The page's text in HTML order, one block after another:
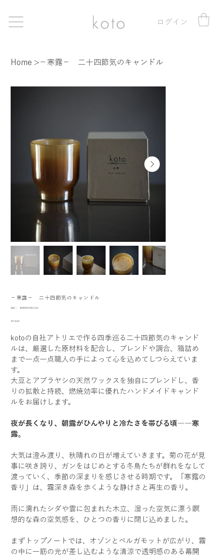
ログイン
Home > −寒露− 二十四節気のキャンドル
−寒露− 二十四節気のキャンドル
SKU：
SKU：
4595557051194
価
￥7,810
kotoの自社アトリエで作る四季巡る二十四節気のキャンド
ルは、厳選した原材料を配合し、ブレンドや調合、箱詰め
まで一点一点職人の手によって心を込めてしつらえていま
す。
大豆とアブラヤシの天然ワックスを独自にブレンドし、香
りの拡散と持続、燃焼効率に優れたハンドメイドキャンド
ルをお届けします。
夜が長くなり、朝露がひんやりと冷たさを帯びる頃――寒
露。
大気は澄み渡り、秋晴れの日が増えていきます。菊の花が見
事に咲き誇り、ガンをはじめとする冬鳥たちが群れをなして
渡っていく、季節の深まりを感じさせる時期です。「寒露の
香り」は、霧深き森を歩くような静けさと再生の香り。
雨に濡れたシダや雲に包まれた木立、湿った空気に漂う瞑
想的な森の空気感を、ひとつの香りに閉じ込めました。
まずトップノートでは、オゾンとベルガモットが広がり、霧
の中に一筋の光が差し込むような清涼で透明感のある幕開